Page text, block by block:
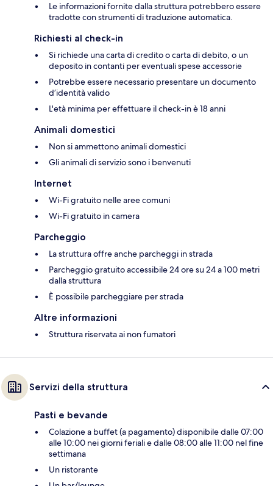
Le informazioni fornite dalla struttura potrebbero essere
tradotte con strumenti di traduzione automatica.
Richiesti al check-in
Si richiede una carta di credito o carta di debito, o un
deposito in contanti per eventuali spese accessorie
Potrebbe essere necessario presentare un documento
d’identità valido
L'età minima per effettuare il check-in è 18 anni
Animali domestici
Non si ammettono animali domestici
Gli animali di servizio sono i benvenuti
Internet
Wi-Fi gratuito nelle aree comuni
Wi-Fi gratuito in camera
Parcheggio
La struttura offre anche parcheggi in strada
Parcheggio gratuito accessibile 24 ore su 24 a 100 metri
dalla struttura
È possibile parcheggiare per strada
Altre informazioni
Struttura riservata ai non fumatori
Servizi della struttura
Pasti e bevande
Colazione a buffet (a pagamento) disponibile dalle 07:00
alle 10:00 nei giorni feriali e dalle 08:00 alle 11:00 nel fine
settimana
Un ristorante